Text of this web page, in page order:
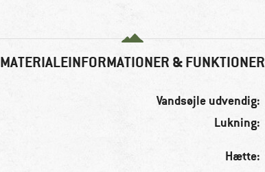
MATERIALEINFORMATIONER & FUNKTIONER
Vandsøjle udvendig:
Lukning:
Hætte: